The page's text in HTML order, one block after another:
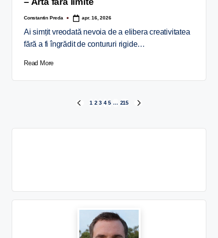
Constantin Preda apr. 16, 2026
Ai simțit vreodată nevoia de a elibera creativitatea
fără a fi îngrădit de contururi rigide…
Read More
1 2 3 4 5 … 215